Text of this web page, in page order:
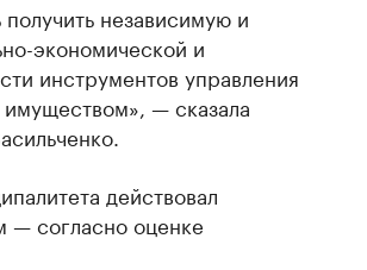
независимую и
экономической и
инструментов управления
— сказала
действовал
— согласно оценке